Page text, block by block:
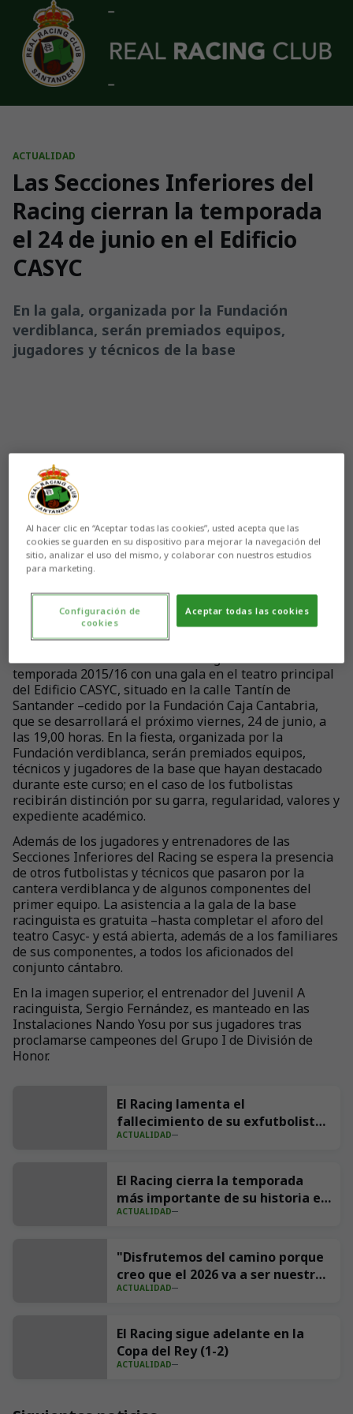
Skip to main content
ACTUALIDAD
Las Secciones Inferiores del
Racing cierran la temporada
el 24 de junio en el Edificio
CASYC
En la gala, organizada por la Fundación
verdiblanca, serán premiados equipos,
jugadores y técnicos de la base
Aún no hay reacciones. ¡Sé el primero!
temporada 2015/16 con una gala en el teatro principal
del Edificio CASYC, situado en la calle Tantín de
Santander –cedido por la Fundación Caja Cantabria,
que se desarrollará el próximo viernes, 24 de junio, a
las 19,00 horas. En la fiesta, organizada por la
Fundación verdiblanca, serán premiados equipos,
técnicos y jugadores de la base que hayan destacado
durante este curso; en el caso de los futbolistas
recibirán distinción por su garra, regularidad, valores y
expediente académico.
Además de los jugadores y entrenadores de las
Secciones Inferiores del Racing se espera la presencia
de otros futbolistas y técnicos que pasaron por la
cantera verdiblanca y de algunos componentes del
primer equipo. La asistencia a la gala de la base
racinguista es gratuita –hasta completar el aforo del
teatro Casyc- y está abierta, además de a los familiares
de sus componentes, a todos los aficionados del
conjunto cántabro.
En la imagen superior, el entrenador del Juvenil A
racinguista, Sergio Fernández, es manteado en las
Instalaciones Nando Yosu por sus jugadores tras
proclamarse campeones del Grupo I de División de
Honor.
El Racing lamenta el
fallecimiento de su exfutbolista
Andrés Parada ‘Suco’
ACTUALIDAD
El Racing cierra la temporada
más importante de su historia en
redes con 539 millones de
ACTUALIDAD
"Disfrutemos del camino porque
creo que el 2026 va a ser nuestro
año"
ACTUALIDAD
El Racing sigue adelante en la
Copa del Rey (1-2)
ACTUALIDAD
Al hacer clic en “Aceptar todas las cookies”, usted acepta que las
cookies se guarden en su dispositivo para mejorar la navegación del
sitio, analizar el uso del mismo, y colaborar con nuestros estudios
para marketing.
Aceptar todas las cookies
Configuración de
cookies